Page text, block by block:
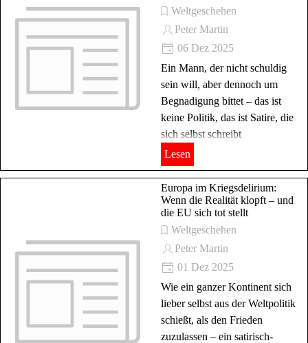
Weltgeschehen
Peter Martin
06 Dez 2025
Ein Mann, der nicht schuldig
sein will, aber dennoch um
Begnadigung bittet – das ist
keine Politik, das ist Satire, die
sich selbst schreibt
Lesen
Europa im Kriegsdelirium:
Wenn die Realität klopft – und
die EU sich tot stellt
Weltgeschehen
Peter Martin
01 Dez 2025
Wie ein ganzer Kontinent sich
lieber selbst aus der Weltpolitik
schießt, als den Frieden
zuzulassen – ein satirisch-